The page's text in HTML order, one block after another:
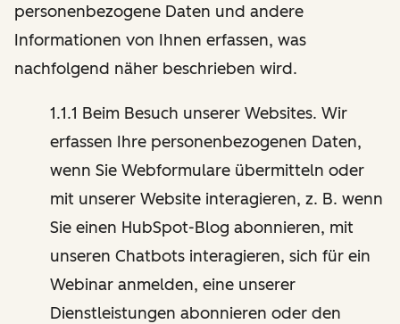
personenbezogene Daten und andere
Informationen von Ihnen erfassen, was
nachfolgend näher beschrieben wird.
1.1.1 Beim Besuch unserer Websites. Wir
erfassen Ihre personenbezogenen Daten,
wenn Sie Webformulare übermitteln oder
mit unserer Website interagieren, z. B. wenn
Sie einen HubSpot-Blog abonnieren, mit
unseren Chatbots interagieren, sich für ein
Webinar anmelden, eine unserer
Dienstleistungen abonnieren oder den